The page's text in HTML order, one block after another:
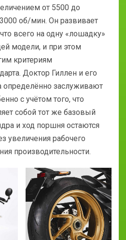
от 5500 до
об/мин. Он развивает
всего на одну «лошадку»
модели, и при этом
критериям
Доктор Гиллен и его
определённо заслуживают
с учётом того, что
собой тот же базовый
и ход поршня остаются
увеличения рабочего
производительности.